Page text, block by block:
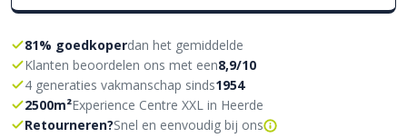
81% goedkoperdan het gemiddelde
Klanten beoordelen ons met een8,9/10
4 generaties vakmanschap sinds1954
2500m²Experience Centre XXL in Heerde
Retourneren?Snel en eenvoudig bij ons